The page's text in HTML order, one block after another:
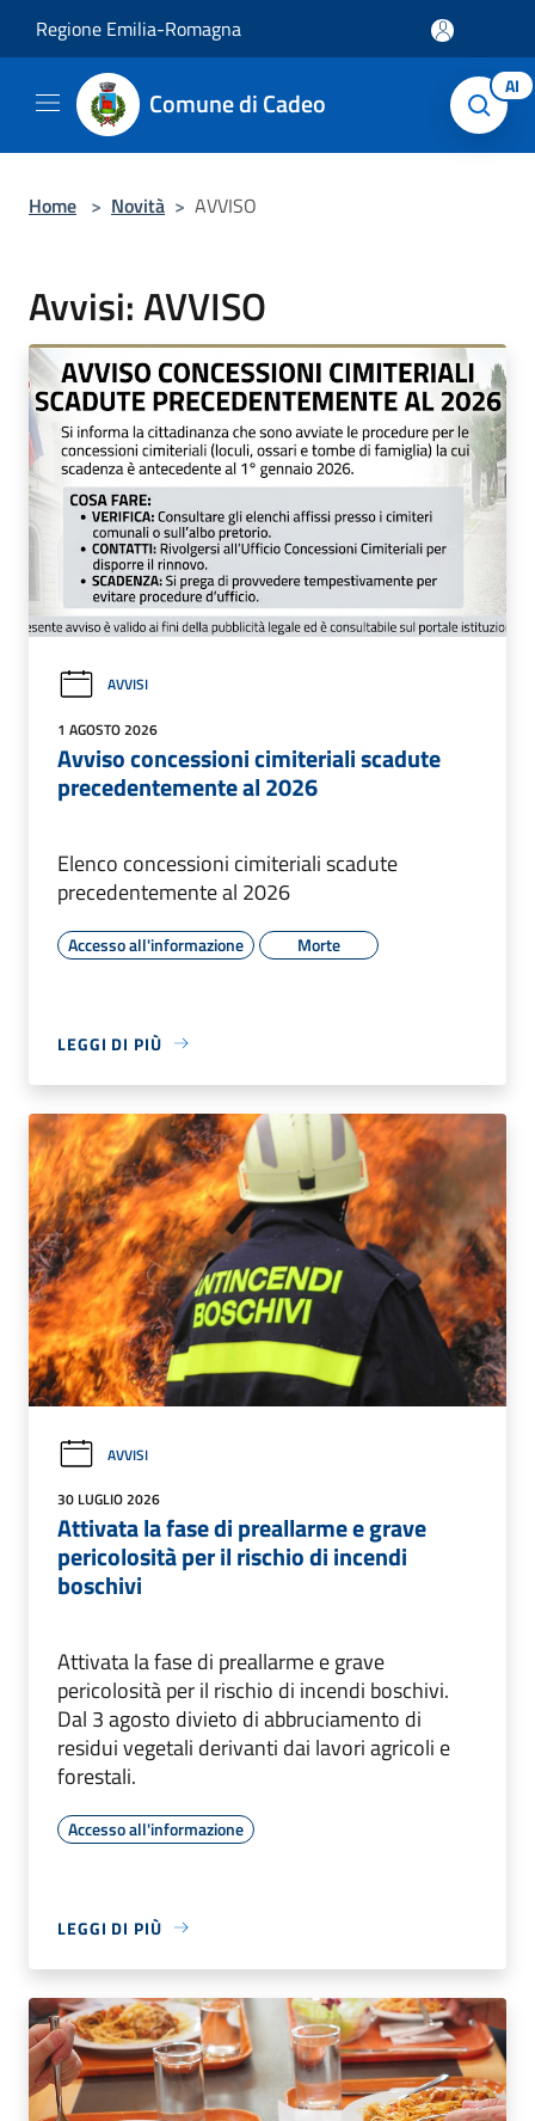
Regione Emilia-Romagna
Comune di Cadeo AI
Home > Novità > AVVISO
Avvisi: AVVISO
AVVISI
1 AGOSTO 2026
Avviso concessioni cimiteriali scadute
precedentemente al 2026
Elenco concessioni cimiteriali scadute
precedentemente al 2026
Accesso all'informazione Morte
LEGGI DI PIÙ
AVVISI
30 LUGLIO 2026
Attivata la fase di preallarme e grave
pericolosità per il rischio di incendi
boschivi
Attivata la fase di preallarme e grave
pericolosità per il rischio di incendi boschivi.
Dal 3 agosto divieto di abbruciamento di
residui vegetali derivanti dai lavori agricoli e
forestali.
Accesso all'informazione
LEGGI DI PIÙ